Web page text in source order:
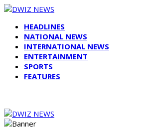
HEADLINES
NATIONAL NEWS
INTERNATIONAL NEWS
ENTERTAINMENT
SPORTS
FEATURES